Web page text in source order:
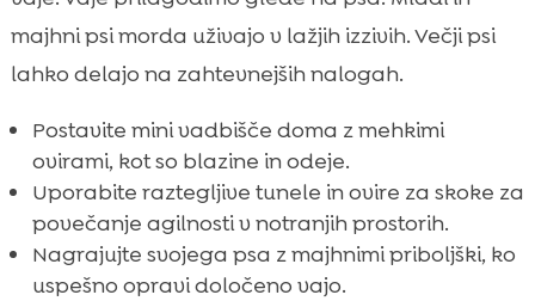
majhni psi morda uživajo v lažjih izzivih. Večji psi
lahko delajo na zahtevnejših nalogah.
Postavite mini vadbišče doma z mehkimi
ovirami, kot so blazine in odeje.
Uporabite raztegljive tunele in ovire za skoke za
povečanje agilnosti v notranjih prostorih.
Nagrajujte svojega psa z majhnimi priboljški, ko
uspešno opravi določeno vajo.